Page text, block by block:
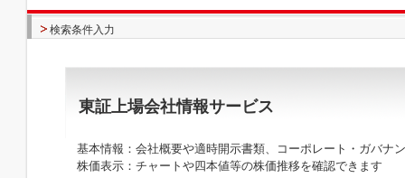
検索条件入力
東証上場会社情報サービス
基本情報：会社概要や適時開示書類、コーポレート・ガバナ
株価表示：チャートや四本値等の株価推移を確認できます